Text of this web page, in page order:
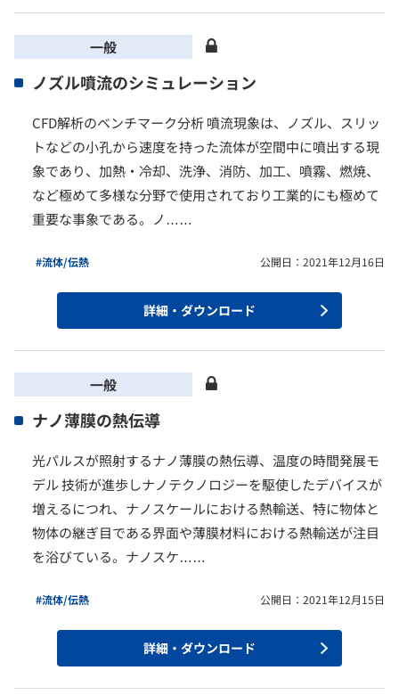
一般
ノズル噴流のシミュレーション
CFD解析のベンチマーク分析 噴流現象は、ノズル、スリッ
トなどの小孔から速度を持った流体が空間中に噴出する現
象であり、加熱・冷却、洗浄、消防、加工、噴霧、燃焼、
など極めて多様な分野で使用されており工業的にも極めて
重要な事象である。ノ……
#流体/伝熱 公開日：2021年12月16日
詳細・ダウンロード
一般
ナノ薄膜の熱伝導
光パルスが照射するナノ薄膜の熱伝導、温度の時間発展モ
デル 技術が進歩しナノテクノロジーを駆使したデバイスが
増えるにつれ、ナノスケールにおける熱輸送、特に物体と
物体の継ぎ目である界面や薄膜材料における熱輸送が注目
を浴びている。ナノスケ……
#流体/伝熱 公開日：2021年12月15日
詳細・ダウンロード